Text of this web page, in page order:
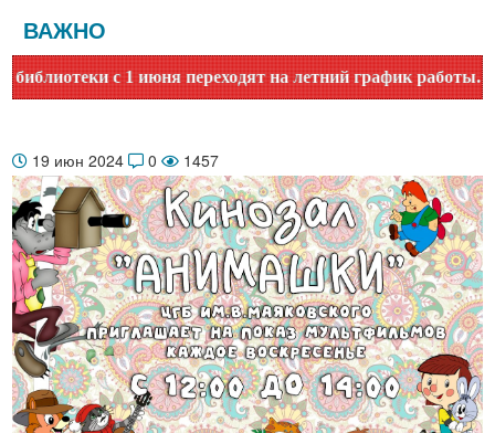
ВАЖНО
с 1 июня переходят на летний график работы.
19 июн 2024 0 1457